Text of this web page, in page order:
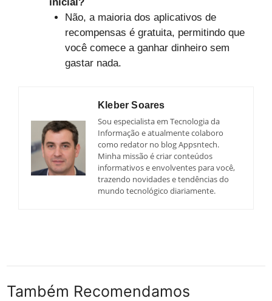
Não, a maioria dos aplicativos de
recompensas é gratuita, permitindo que
você comece a ganhar dinheiro sem
gastar nada.
Kleber Soares
Sou especialista em Tecnologia da
Informação e atualmente colaboro
como redator no blog Appsntech.
Minha missão é criar conteúdos
informativos e envolventes para você,
trazendo novidades e tendências do
mundo tecnológico diariamente.
Também Recomendamos